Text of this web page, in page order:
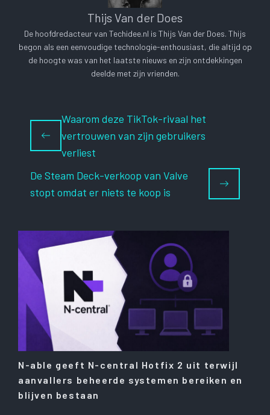
Thijs Van der Does
De hoofdredacteur van Techidee.nl is Thijs Van der Does. Thijs
begon als een eenvoudige technologie-enthousiast, die altijd op
de hoogte was van het laatste nieuws en zijn ontdekkingen
deelde met zijn vrienden.
Waarom deze TikTok-rivaal het
vertrouwen van zijn gebruikers
verliest
De Steam Deck-verkoop van Valve
stopt omdat er niets te koop is
N-able geeft N-central Hotfix 2 uit terwijl
aanvallers beheerde systemen bereiken en
blijven bestaan